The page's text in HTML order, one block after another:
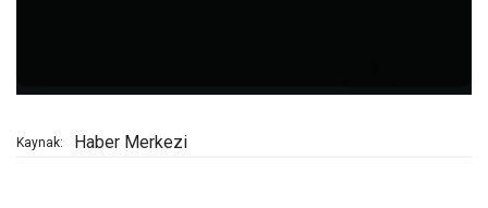
Kaynak: Haber Merkezi